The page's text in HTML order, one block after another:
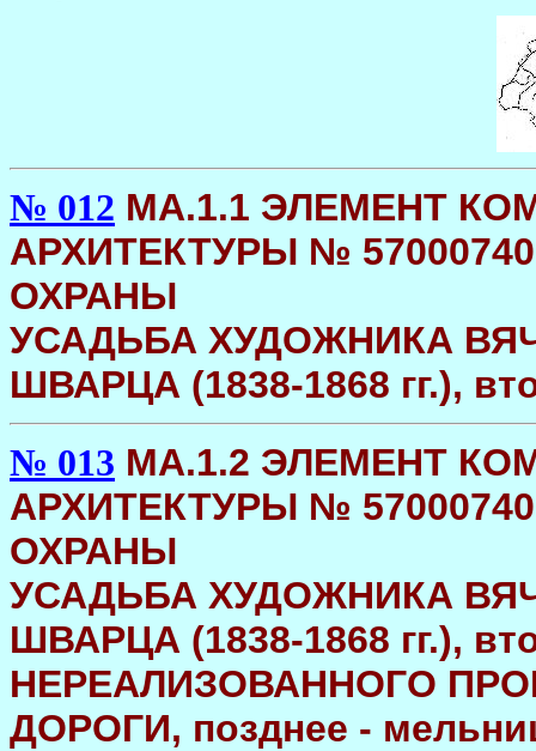
№ 012 МA.1.1 ЭЛЕМЕНТ
АРХИТЕКТУРЫ №
ОХРАНЫ
УСАДЬБА ХУДОЖНИКА
ШВАРЦА (1838-1868 гг.),
№ 013 МA.1.2 ЭЛЕМЕНТ
АРХИТЕКТУРЫ №
ОХРАНЫ
УСАДЬБА ХУДОЖНИКА
ШВАРЦА (1838-1868 гг.),
НЕРЕАЛИЗОВАННОГО
ДОРОГИ, позднее -